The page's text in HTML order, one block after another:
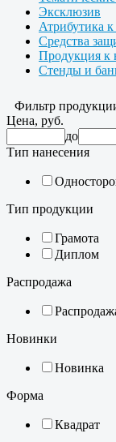
Эксклюзив
Атрибутика
Средства
Продукция к
Стенды и
Фильтр
Цена, руб.
до
Тип нанесения
Тип продукции
Грамота
Диплом
Распродажа
Новинки
Новинка
Форма
Квадрат